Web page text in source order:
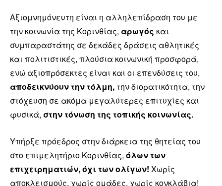
Αξιομνημόνευτη είναι η αλληλεπίδραση του με
την κοινωνία της Κορινθίας, αρωγός και
συμπαραστάτης σε δεκάδες δράσεις αθλητικές
και πολιτιστικές, πλούσια κοινωνική προσφορά,
ενώ αξιοπρόσεκτες είναι και οι επενδύσεις του,
αποδεικνύουν την τόλμη, την διορατικότητα, την
στόχευση σε ακόμα μεγαλύτερες επιτυχίες και
φυσικά, στην τόνωση της τοπικής κοινωνίας.
Υπήρξε πρόεδρος στην διάρκεια της θητείας του
στο επιμελητήριο Κορινθίας, όλων των
επιχειρηματιών, όχι των ολίγων! Χωρίς
αποκλεισμούς, χωρίς ομάδες, χωρίς κονκλάβια!